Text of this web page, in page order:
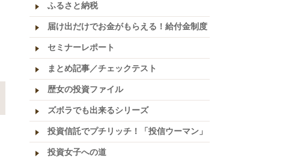
ふるさと納税
届け出だけでお金がもらえる！給付金制度
セミナーレポート
まとめ記事／チェックテスト
歴女の投資ファイル
ズボラでも出来るシリーズ
投資信託でプチリッチ！「投信ウーマン」
投資女子への道